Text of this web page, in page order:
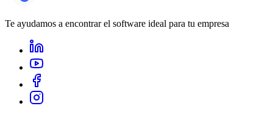
Te ayudamos a encontrar el software ideal para tu empresa